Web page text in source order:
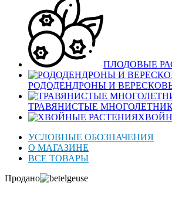
ПЛОДОВЫЕ
РОДОДЕНДРОНЫ И
ТРАВЯНИСТЫЕ
УСЛОВНЫЕ ОБОЗНАЧЕНИЯ
О МАГАЗИНЕ
ВСЕ ТОВАРЫ
Продано